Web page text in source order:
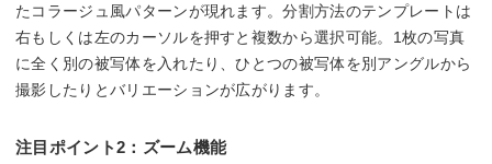
たコラージュ風パターンが現れます。分割方法のテンプレートは
右もしくは左のカーソルを押すと複数から選択可能。1枚の写真
に全く別の被写体を入れたり、ひとつの被写体を別アングルから
撮影したりとバリエーションが広がります。
注目ポイント2：ズーム機能